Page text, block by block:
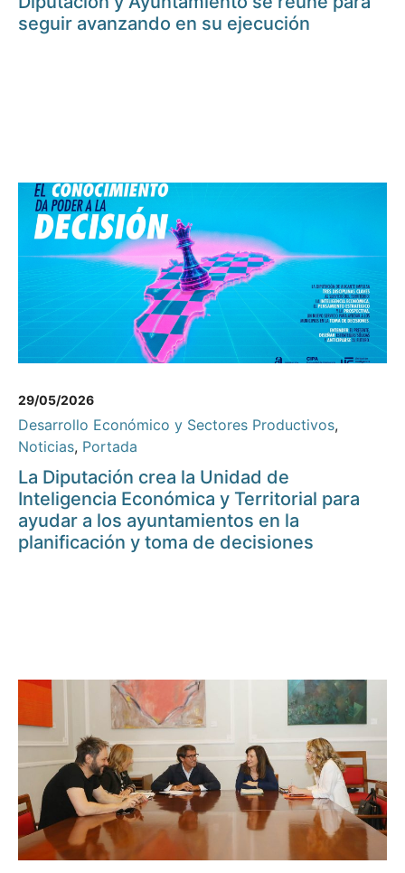
seguir avanzando en su ejecución
29/05/2026
Desarrollo Económico y Sectores Productivos,
Noticias, Portada
La Diputación crea la Unidad de
Inteligencia Económica y Territorial para
ayudar a los ayuntamientos en la
planificación y toma de decisiones